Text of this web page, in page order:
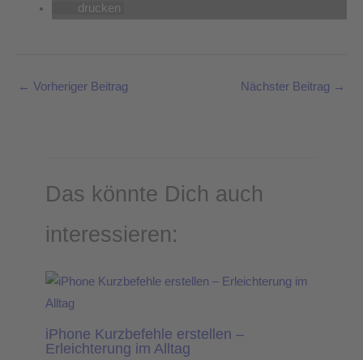
drucken
← Vorheriger Beitrag Nächster Beitrag →
Das könnte Dich auch
interessieren:
iPhone Kurzbefehle erstellen –
Erleichterung im Alltag